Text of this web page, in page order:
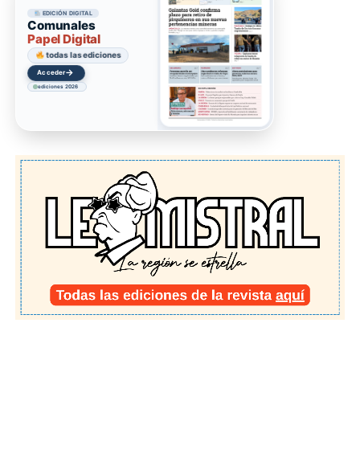
EDICIÓN DIGITAL
Comunales
Papel Digital
todas las ediciones
Acceder→
ediciones 2026